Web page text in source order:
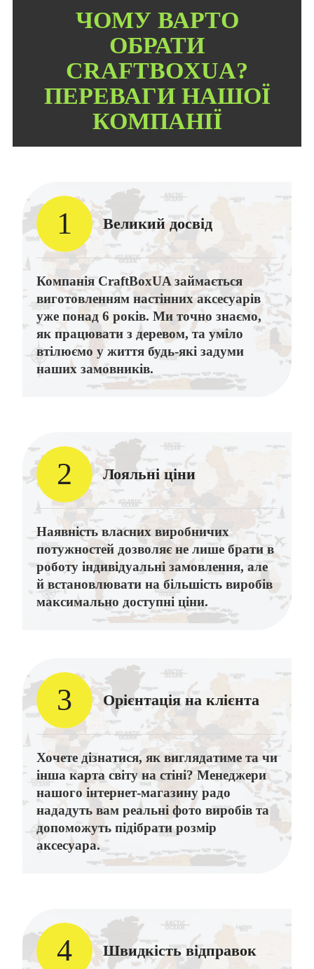
ЧОМУ ВАРТО
ОБРАТИ
CRAFTBOXUA?
ПЕРЕВАГИ НАШОЇ
КОМПАНІЇ
1 Великий досвід
Компанія CraftBoxUA займається
виготовленням настінних аксесуарів
уже понад 6 років. Ми точно знаємо,
як працювати з деревом, та уміло
втілюємо у життя будь-які задуми
наших замовників.
2 Лояльні ціни
Наявність власних виробничих
потужностей дозволяє не лише брати в
роботу індивідуальні замовлення, але
й встановлювати на більшість виробів
максимально доступні ціни.
3 Орієнтація на клієнта
Хочете дізнатися, як виглядатиме та чи
інша карта світу на стіні? Менеджери
нашого інтернет-магазину радо
нададуть вам реальні фото виробів та
допоможуть підібрати розмір
аксесуара.
4 Швидкість відправок